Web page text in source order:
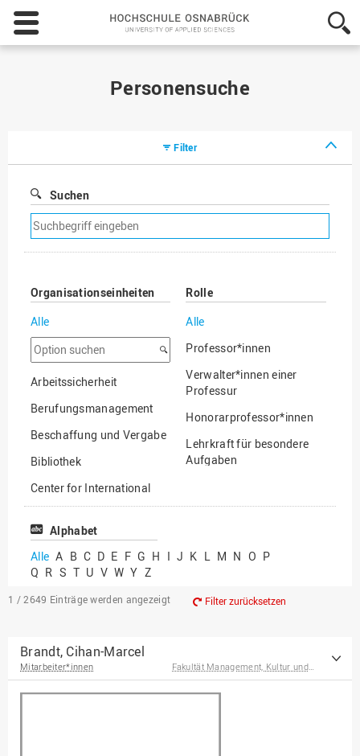
Hochschule
Osnabrück
-
Personensuche
Filter
Suchen
Suchfilter
entfernen
Organisationseinheiten
Alle
Option
suchen
Arbeitssicherheit
Berufungsmanagement
Beschaffung und Vergabe
Bibliothek
Center for International
Mobility
Center for International
Chancengerechtigkeit
eLearning Competence
EU-Büro
Fakultät
Agrarwissenschaften und
Rolle
Alle
Professor*innen
Verwalter*innen einer
Professur
Honorarprofessor*innen
Lehrkraft für besondere
Aufgaben
Professor*innen im
Alphabet
Alle A B C D E F G H I J K L M N O P
Q R S T U V W Y Z
1 / 2649 Einträge werden angezeigt Filter zurücksetzen
Brandt, Cihan-Marcel
Mitarbeiter*innen Fakultät Management, Kultur und Technik